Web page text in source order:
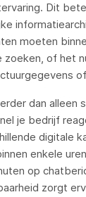
Dit
moeten
zoeken, of het
dan alleen
je bedrijf
digitale
enkele
op
zorgt